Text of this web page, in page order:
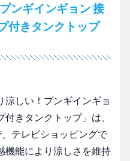
ンギインギョン 接
付きタンクトップ
涼しい！プンギインギョ
きタンクトップ」は、
テレビショッピングで
機能により涼しさを維持